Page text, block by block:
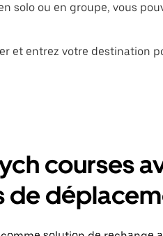
solo ou en groupe, vous
et entrez votre destination
courses
de